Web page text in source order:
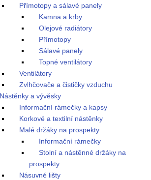
Přímotopy a sálavé panely
Kamna a krby
Olejové radiátory
Přímotopy
Sálavé panely
Topné ventilátory
Ventilátory
Zvlhčovače a čističky vzduchu
Nástěnky a vývěsky
Informační rámečky a kapsy
Korkové a textilní nástěnky
Malé držáky na prospekty
Informační rámečky
Stolní a nástěnné držáky na
prospekty
Násuvné lišty